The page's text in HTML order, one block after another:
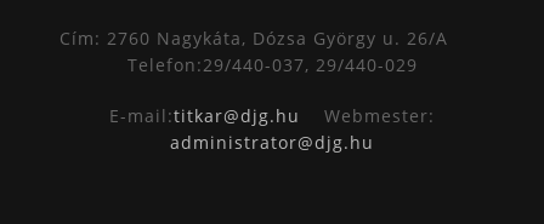
Cím: 2760 Nagykáta, Dózsa György u. 26/A
Telefon:29/440-037, 29/440-029
E-mail:titkar@djg.hu
Webmester:
administrator@djg.hu